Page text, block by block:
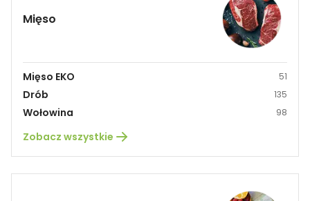
Mięso
Mięso EKO 51
Drób 135
Wołowina 98
Zobacz wszystkie